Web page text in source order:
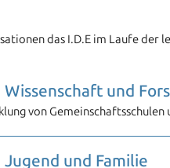
das I.D.E im Laufe der
und
von
und Familie